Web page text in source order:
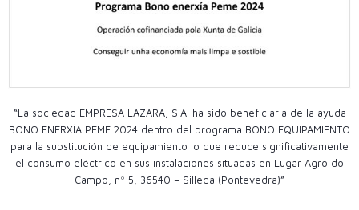
“La sociedad EMPRESA LAZARA, S.A. ha sido beneficiaria de la ayuda
BONO ENERXÍA PEME 2024 dentro del programa BONO EQUIPAMIENTO
para la substitución de equipamiento lo que reduce significativamente
el consumo eléctrico en sus instalaciones situadas en Lugar Agro do
Campo, nº 5, 36540 – Silleda (Pontevedra)”